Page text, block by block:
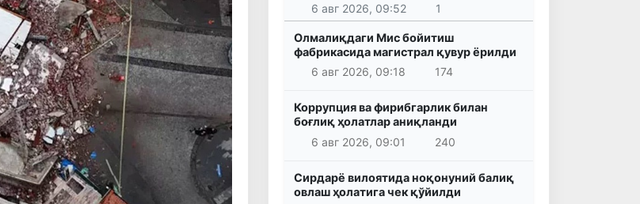
6 авг 2026, 09:52 1
Олмалиқдаги Мис бойитиш
фабрикасида магистрал қувур ёрилди
6 авг 2026, 09:18
174
Коррупция ва фирибгарлик билан
боғлиқ ҳолатлар аниқланди
6 авг 2026, 09:01
240
Сирдарё вилоятида ноқонуний балиқ
овлаш ҳолатига чек қўйилди